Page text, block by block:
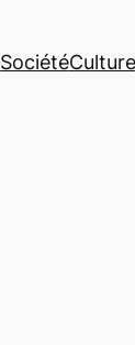
SociétéCulture